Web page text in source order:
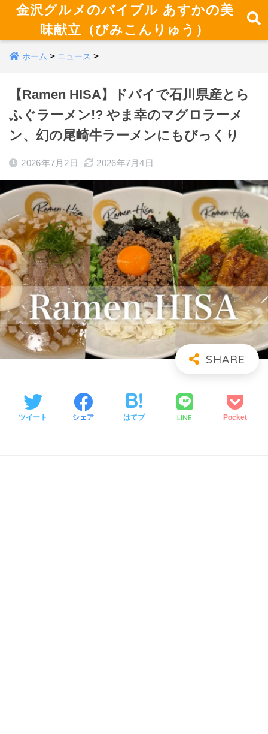
金沢グルメのバイブル あすかの美
味献立（びみこんりゅう）
ホーム > ニュース >
【Ramen HISA】ドバイで石川県産とら
ふぐラーメン!? やま幸のマグロラーメ
ン、幻の尾崎牛ラーメンにもびっくり
2026年7月2日 2026年7月4日
ツイート シェア はてブ LINE Pocket